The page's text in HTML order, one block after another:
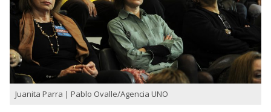
Juanita Parra | Pablo Ovalle/Agencia UNO